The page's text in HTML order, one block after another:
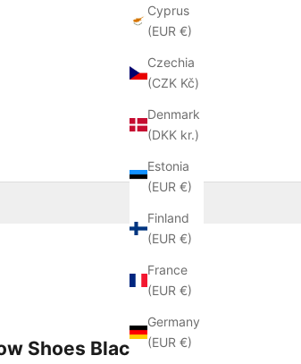
Cyprus
(EUR €)
Czechia
(CZK Kč)
Denmark
(DKK kr.)
Estonia
(EUR €)
Finland
(EUR €)
France
(EUR €)
Germany
(EUR €)
Shoes Black